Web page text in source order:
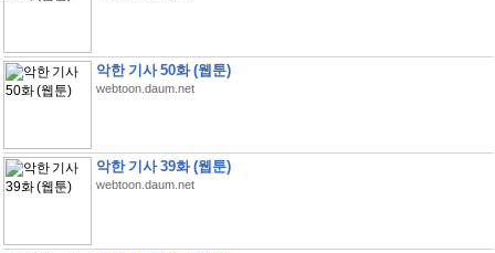
악한 기사 50화 (웹툰)
webtoon.daum.net
악한 기사 39화 (웹툰)
webtoon.daum.net